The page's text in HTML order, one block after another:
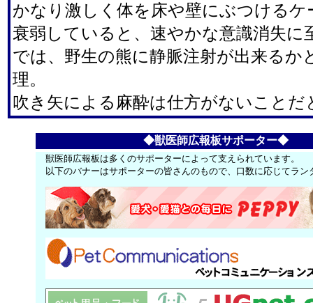
かなり激しく体を床や壁にぶつけるケ
衰弱していると、速やかな意識消失に
では、野生の熊に静脈注射が出来るか
理。
吹き矢による麻酔は仕方がないことだ
◆獣医師広報板サポーター◆
獣医師広報板は多くのサポーターによって支えられています。
以下のバナーはサポーターの皆さんのもので、口数に応じてラ